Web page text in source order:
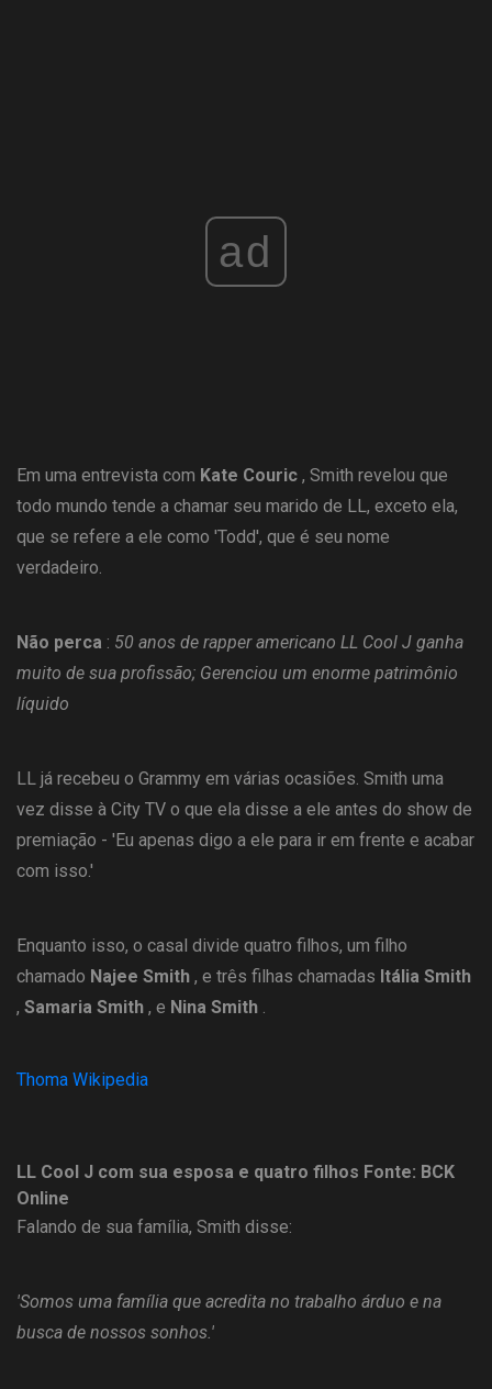
ad
Em uma entrevista com Kate Couric , Smith revelou que
todo mundo tende a chamar seu marido de LL, exceto ela,
que se refere a ele como 'Todd', que é seu nome
verdadeiro.
Não perca : 50 anos de rapper americano LL Cool J ganha
muito de sua profissão; Gerenciou um enorme patrimônio
líquido
LL já recebeu o Grammy em várias ocasiões. Smith uma
vez disse à City TV o que ela disse a ele antes do show de
premiação - 'Eu apenas digo a ele para ir em frente e acabar
com isso.'
Enquanto isso, o casal divide quatro filhos, um filho
chamado Najee Smith , e três filhas chamadas Itália Smith
, Samaria Smith , e Nina Smith .
Thoma Wikipedia
LL Cool J com sua esposa e quatro filhos Fonte: BCK
Online
Falando de sua família, Smith disse:
'Somos uma família que acredita no trabalho árduo e na
busca de nossos sonhos.'